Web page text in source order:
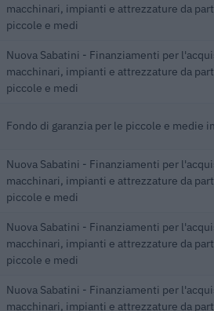
macchinari, impianti e attrezzature da
piccole e medi
Nuova Sabatini - Finanziamenti per
macchinari, impianti e attrezzature da
piccole e medi
Fondo di garanzia per le piccole e medie
Nuova Sabatini - Finanziamenti per
macchinari, impianti e attrezzature da
piccole e medi
Nuova Sabatini - Finanziamenti per
macchinari, impianti e attrezzature da
piccole e medi
Nuova Sabatini - Finanziamenti per
macchinari, impianti e attrezzature da